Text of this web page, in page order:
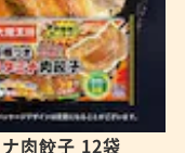
肉餃子 12袋